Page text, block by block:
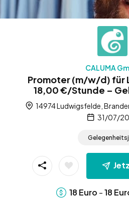
CALUMA
Promoter (m/w/d) für
18,00 €/Stunde –
14974 Ludwigsfelde,
31/07/
18 Euro -18